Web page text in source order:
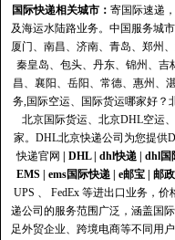
国际快递相关城市： 寄国际速递
及海运水陆路业务。中国服务城
厦门、南昌、济南、青岛、郑州
秦皇岛、包头、丹东、锦州、吉
昌、襄阳、岳阳、常德、惠州、
务,国际空运、国际货运哪家好
北京国际货运、北京DHL空运
家。DHL北京快递公司为您提供
快递官网
DHL| dhl快递| dhl国
EMS| ems国际快递| e邮宝| 邮
UPS 、 FedEx 等进出口业务，
递公司的服务范围广泛，涵盖国
足外贸企业、跨境电商等不同用